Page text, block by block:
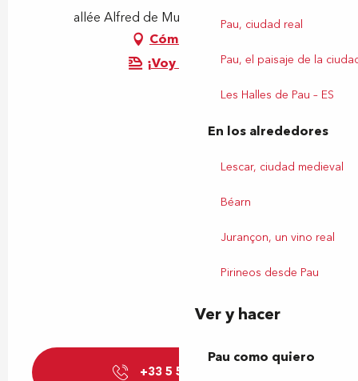
Pau, ciudad real
Pau, el paisaje de la
Les Halles de Pau – ES
En los alrededores
Lescar, ciudad medieval
Béarn
Jurançon, un vino real
Pirineos desde Pau
Ver y hacer
Pau como quiero
allée Alfred de Musset, 64230 Lescar
Cómo llegar
¡Voy en tren!
+33 5 59 81 15